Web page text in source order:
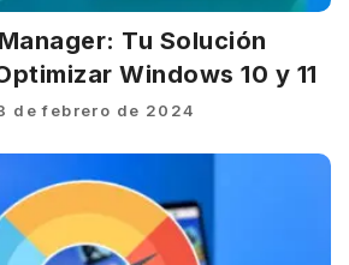
Tu Solución
Windows 10 y 11
de febrero de 2024